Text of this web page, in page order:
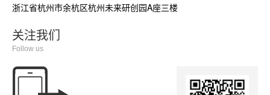
浙江省杭州市余杭区杭州未来研创园A座三楼
关注我们
Follow us